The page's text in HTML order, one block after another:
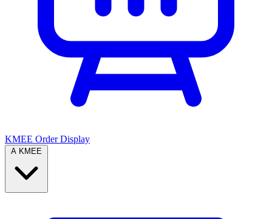
KMEE Order Display